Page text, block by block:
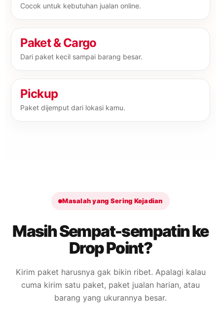
Cocok untuk kebutuhan jualan online.
Paket & Cargo
Dari paket kecil sampai barang besar.
Pickup
Paket dijemput dari lokasi kamu.
Masalah yang Sering Kejadian
Masih Sempat-sempatin ke
Drop Point?
Kirim paket harusnya gak bikin ribet. Apalagi kalau
cuma kirim satu paket, paket jualan harian, atau
barang yang ukurannya besar.